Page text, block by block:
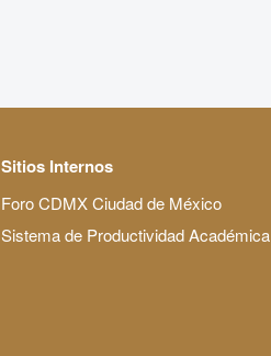
Sitios Internos
Foro CDMX Ciudad de México
Sistema de Productividad Académica